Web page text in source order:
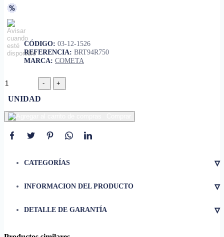
CÓDIGO: 03-12-1526
REFERENCIA: BRT94R750
MARCA: COMETA
UNIDAD
CATEGORÍAS ▿
INFORMACION DEL PRODUCTO ▿
área al momento de recoger.
DETALLE DE GARANTÍA ▿